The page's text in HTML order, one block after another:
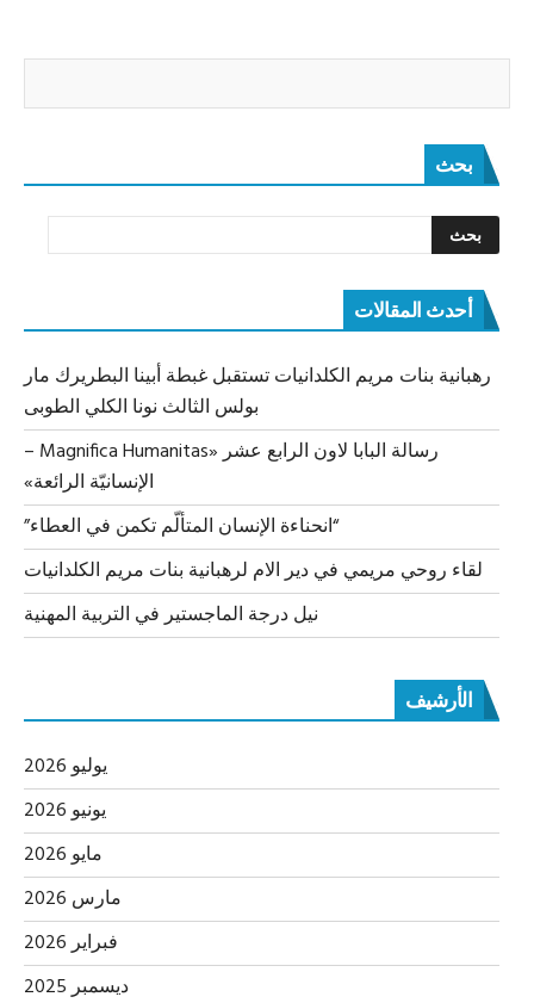
بحث
أحدث المقالات
رهبانية بنات مريم الكلدانيات تستقبل غبطة أبينا البطريرك مار
بولس الثالث نونا الكلي الطوبى
رسالة البابا لاون الرابع عشر «Magnifica Humanitas –
الإنسانيّة الرائعة»
“انحناءة الإنسان المتألّم تكمن في العطاء”
لقاء روحي مريمي في دير الام لرهبانية بنات مريم الكلدانيات
نيل درجة الماجستير في التربية المهنية
الأرشيف
يوليو 2026
يونيو 2026
مايو 2026
مارس 2026
فبراير 2026
ديسمبر 2025